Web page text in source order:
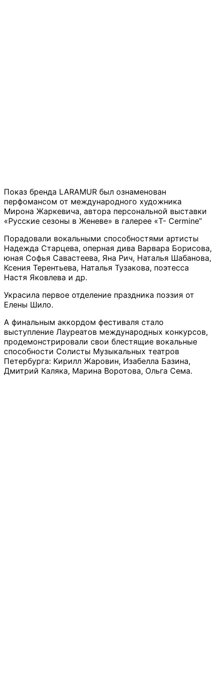
Показ бренда LARAMUR был ознаменован
перфомансом от международного художника
Мирона Жаркевича, автора персональной выставки
«Русские сезоны в Женеве» в галерее «T- Cermine”
Порадовали вокальными способностями артисты
Надежда Старцева, оперная дива Варвара Борисова,
юная Софья Савастеева, Яна Рич, Наталья Шабанова,
Ксения Терентьева, Наталья Тузакова, поэтесса
Настя Яковлева и др.
Украсила первое отделение праздника поэзия от
Елены Шило.
А финальным аккордом фестиваля стало
выступление Лауреатов международных конкурсов,
продемонстрировали свои блестящие вокальные
способности Солисты Музыкальных театров
Петербурга: Кирилл Жаровин, Изабелла Базина,
Дмитрий Каляка, Марина Воротова, Ольга Сема.